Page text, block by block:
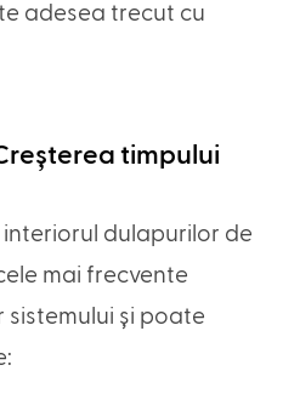
adesea trecut cu
timpului
interiorul dulapurilor de
mai frecvente
sistemului și poate